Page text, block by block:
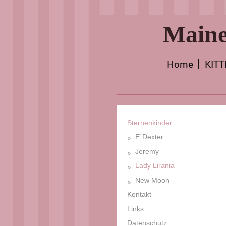
Home
Sternenkinder
E´Dexter
Jeremy
Lady Lirania
New Moon
Kontakt
Links
Datenschutz